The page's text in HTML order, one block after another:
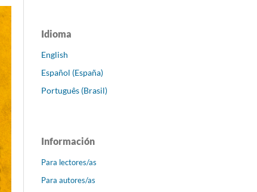
Idioma
English
Español (España)
Português (Brasil)
Información
Para lectores/as
Para autores/as